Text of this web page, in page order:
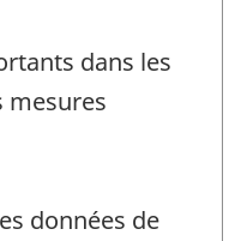
dans les
mesures
données de